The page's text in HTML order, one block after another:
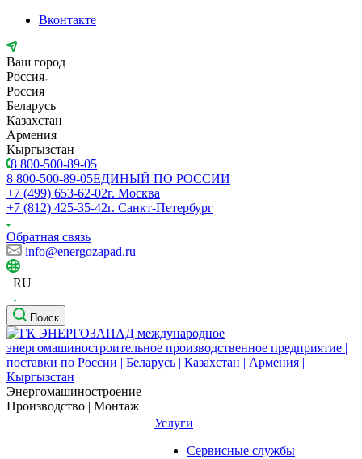
Вконтакте
Ваш город
Россия
Россия
Беларусь
Казахстан
Армения
Кыргызстан
8 800-500-89-05
8 800-500-89-05ЕДИНЫЙ ПО РОССИИ
+7 (499) 653-62-02г. Москва
+7 (812) 425-35-42г. Санкт-Петербург
Обратная связь
info@energozapad.ru
RU
Поиск
Энергомашиностроение
Производство | Монтаж
Услуги
Сервисные службы